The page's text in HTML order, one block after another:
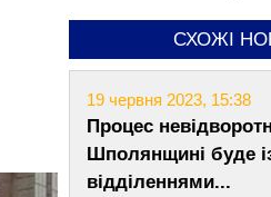
СХОЖІ
19 червня 2023, 15:38
Процес
Шполянщині буде
відділеннями...